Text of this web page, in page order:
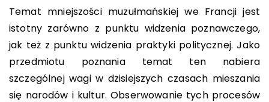
Temat mniejszości muzułmańskiej we Francji jest
istotny zarówno z punktu widzenia poznawczego,
jak też z punktu widzenia praktyki politycznej. Jako
przedmiotu poznania temat ten nabiera
szczególnej wagi w dzisiejszych czasach mieszania
się narodów i kultur. Obserwowanie tych procesów